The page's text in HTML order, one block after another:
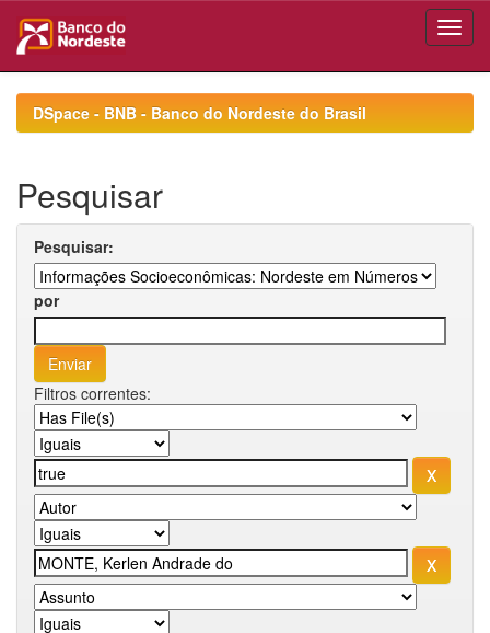
navigationDSpace - BNB - Banco do Nordeste do Brasil
Pesquisar
Pesquisar:
por
Filtros correntes: